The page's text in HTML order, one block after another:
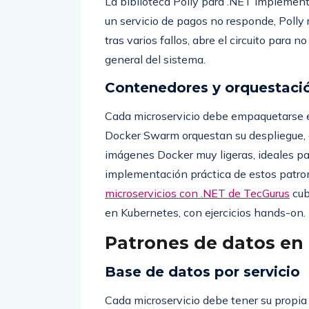
un servicio de pagos no responde,
tras varios fallos, abre el circuito para
general del sistema.
Contenedores y
Cada microservicio debe
Docker Swarm orquestan su
imágenes Docker muy ligeras, ideales
implementación práctica de estos
microservicios con .NET de TecGurus
en Kubernetes, con ejercicios hands-on.
Patrones de datos en
Base de datos por servicio
Cada microservicio debe tener su